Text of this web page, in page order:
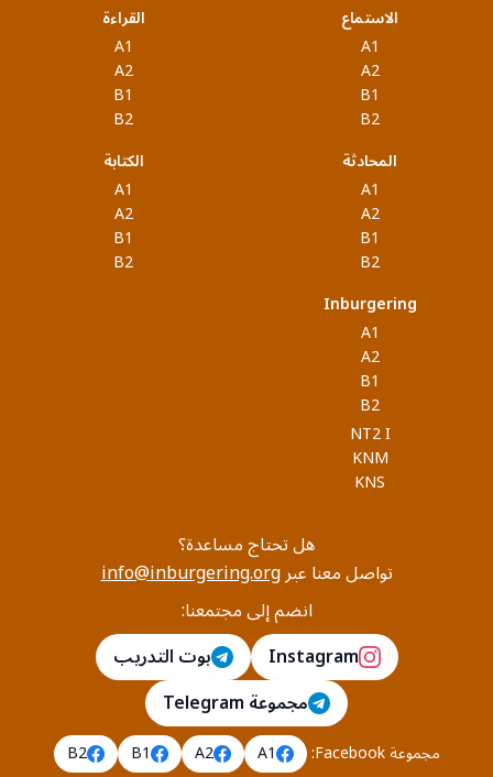
الاستماع
A1
A2
B1
B2
القراءة
A1
A2
B1
B2
المحادثة
A1
A2
B1
B2
الكتابة
A1
A2
B1
B2
Inburgering
A1
A2
B1
B2
NT2 I
KNM
KNS
هل تحتاج مساعدة؟
تواصل معنا عبرinfo@inburgering.org
انضم إلى مجتمعنا:
Instagram
بوت التدريب
مجموعة Telegram
مجموعة Facebook :
A1
A2
B1
B2